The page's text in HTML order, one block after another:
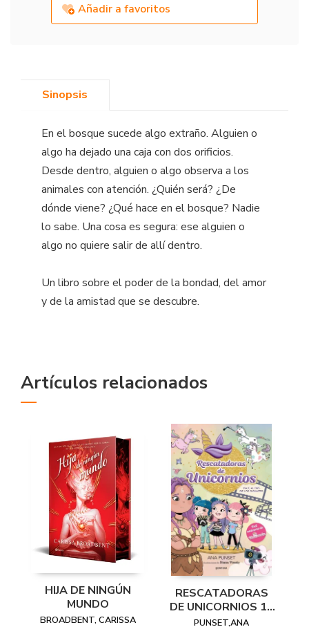
Añadir a favoritos
Sinopsis
En el bosque sucede algo extraño. Alguien o
algo ha dejado una caja con dos orificios.
Desde dentro, alguien o algo observa a los
animales con atención. ¿Quién será? ¿De
dónde viene? ¿Qué hace en el bosque? Nadie
lo sabe. Una cosa es segura: ese alguien o
algo no quiere salir de allí dentro.
Un libro sobre el poder de la bondad, del amor
y de la amistad que se descubre.
Artículos relacionados
HIJA DE NINGÚN
MUNDO
BROADBENT, CARISSA
RESCATADORAS
DE UNICORNIOS 10
VIAJE AL PAIS DE
PUNSET,ANA